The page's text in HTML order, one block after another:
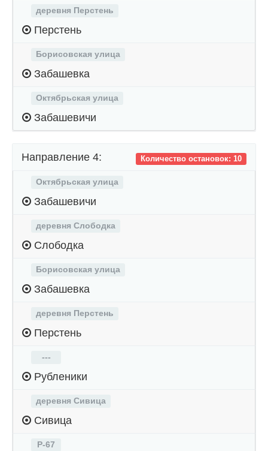
деревня Перстень
Перстень
Борисовская улица
Забашевка
Октябрьская улица
Забашевичи
Количество остановок: 10
Направление 4:
Октябрьская улица
Забашевичи
деревня Слободка
Слободка
Борисовская улица
Забашевка
деревня Перстень
Перстень
---
Рубленики
деревня Сивица
Сивица
Р-67